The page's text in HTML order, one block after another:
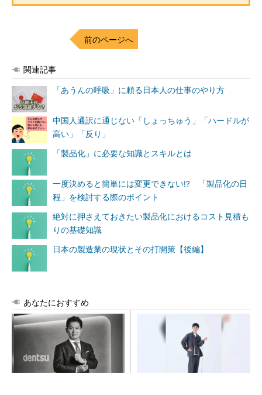
前のページへ
関連記事
「あうんの呼吸」に頼る日本人の仕事のやり方
中国人通訳に通じない「しょっちゅう」「ハードルが
高い」「反り」
「製品化」に必要な知識とスキルとは
一度決めると簡単には変更できない!? 「製品化の日
程」を検討する際のポイント
絶対に押さえておきたい製品化におけるコスト見積も
りの基礎知識
日本の製造業の現状とその打開策【後編】
あなたにおすすめ